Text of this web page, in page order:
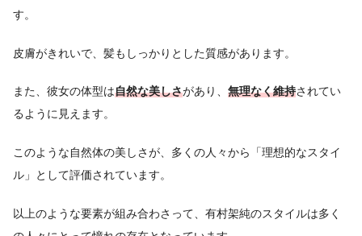
す。
皮膚がきれいで、髪もしっかりとした質感があります。
また、彼女の体型は自然な美しさがあり、 無理なく維持されてい
るように見えます。
このような自然体の美しさが、多くの人々から「理想的なスタイ
ル」として評価されています。
以上のような要素が組み合わさって、有村架純のスタイルは多く